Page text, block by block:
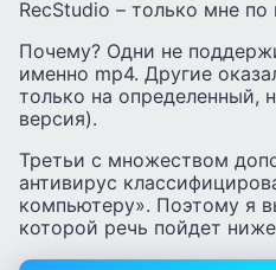
RecStudio – только мне
Почему? Одни не
именно mp4. Другие
только на определенный,
версия).
Третьи с множеством
антивирус
компьютеру». Поэтому я
которой речь пойдет